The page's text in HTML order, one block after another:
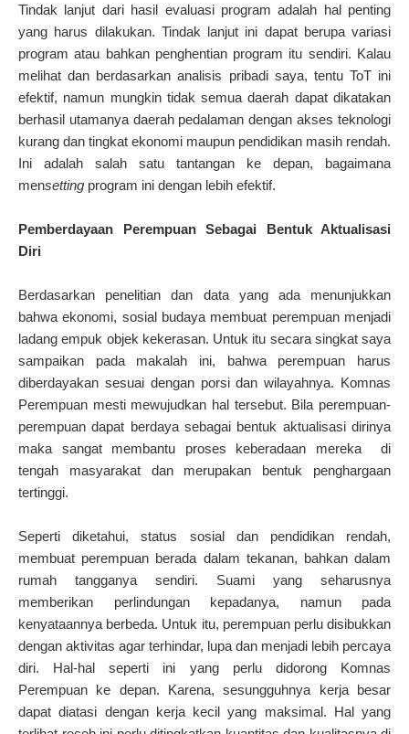
Tindak lanjut dari hasil evaluasi program adalah hal penting
yang harus dilakukan. Tindak lanjut ini dapat berupa variasi
program atau bahkan penghentian program itu sendiri. Kalau
melihat dan berdasarkan analisis pribadi saya, tentu ToT ini
efektif, namun mungkin tidak semua daerah dapat dikatakan
berhasil utamanya daerah pedalaman dengan akses teknologi
kurang dan tingkat ekonomi maupun pendidikan masih rendah.
Ini adalah salah satu tantangan ke depan, bagaimana
mensetting program ini dengan lebih efektif.
Pemberdayaan Perempuan Sebagai Bentuk Aktualisasi
Diri
Berdasarkan penelitian dan data yang ada menunjukkan
bahwa ekonomi, sosial budaya membuat perempuan menjadi
ladang empuk objek kekerasan. Untuk itu secara singkat saya
sampaikan pada makalah ini, bahwa perempuan harus
diberdayakan sesuai dengan porsi dan wilayahnya. Komnas
Perempuan mesti mewujudkan hal tersebut. Bila perempuan-
perempuan dapat berdaya sebagai bentuk aktualisasi dirinya
maka sangat membantu proses keberadaan mereka di
tengah masyarakat dan merupakan bentuk penghargaan
tertinggi.
Seperti diketahui, status sosial dan pendidikan rendah,
membuat perempuan berada dalam tekanan, bahkan dalam
rumah tangganya sendiri. Suami yang seharusnya
memberikan perlindungan kepadanya, namun pada
kenyataannya berbeda. Untuk itu, perempuan perlu disibukkan
dengan aktivitas agar terhindar, lupa dan menjadi lebih percaya
diri. Hal-hal seperti ini yang perlu didorong Komnas
Perempuan ke depan. Karena, sesungguhnya kerja besar
dapat diatasi dengan kerja kecil yang maksimal. Hal yang